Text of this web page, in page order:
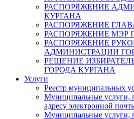
РАСПОРЯЖЕНИЕ
КУРГАНА
РАСПОРЯЖЕНИЕ
РАСПОРЯЖЕНИЕ МЭР
РАСПОРЯЖЕНИЕ
АДМИНИСТРАЦИИ
РЕШЕНИЕ
ГОРОДА КУРГАНА
Услуги
Реестр муниципальных
Муниципальные услуги,
адресу электронной
Муниципальные услуги,